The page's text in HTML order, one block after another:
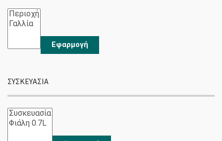
Εφαρμογή
ΣΥΣΚΕΥΑΣΊΑ